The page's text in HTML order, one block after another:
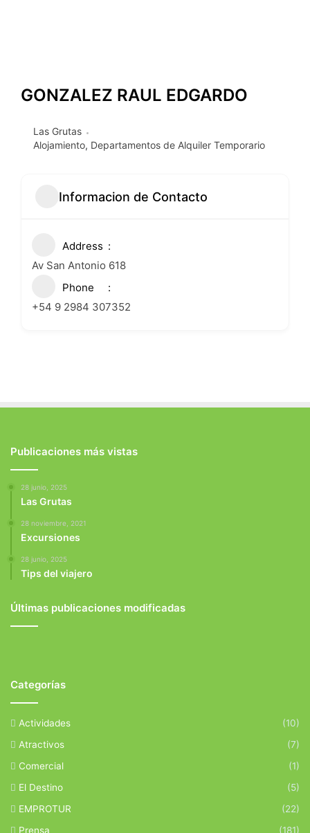
GONZALEZ RAUL EDGARDO
Las Grutas
Alojamiento, Departamentos de Alquiler Temporario
Informacion de Contacto
Address
Av San Antonio 618
Phone
+54 9 2984 307352
Publicaciones más vistas
28 junio, 2025
Las Grutas
28 noviembre, 2021
Excursiones
28 junio, 2025
Tips del viajero
Últimas publicaciones modificadas
Categorías
Actividades
(10)
Atractivos
(7)
Comercial
(1)
El Destino
(5)
EMPROTUR
(22)
Prensa
(181)